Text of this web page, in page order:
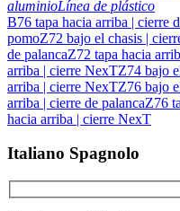
aluminioLínea de plástico
B76 tapa hacia arriba | cierre
pomoZ72 bajo el chasis |
de palancaZ72 tapa hacia
arriba | cierre NexTZ74 bajo
arriba | cierre NexTZ76 bajo
arriba | cierre de palancaZ76
hacia arriba | cierre NexT
Italiano Spagnolo